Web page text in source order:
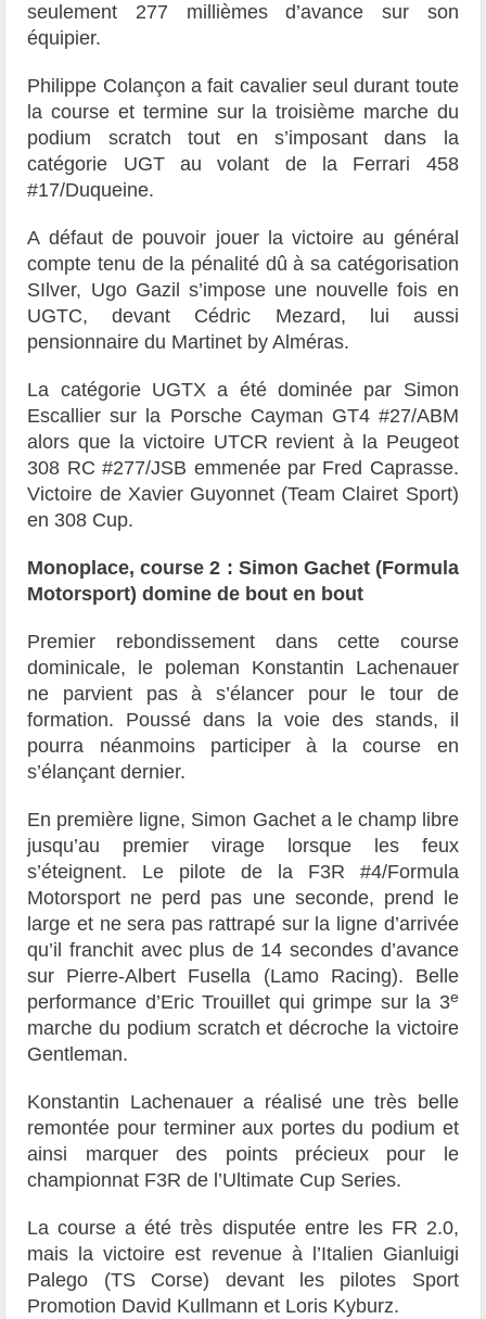
seulement 277 millièmes d’avance sur son
équipier.
Philippe Colançon a fait cavalier seul durant toute
la course et termine sur la troisième marche du
podium scratch tout en s’imposant dans la
catégorie UGT au volant de la Ferrari 458
#17/Duqueine.
A défaut de pouvoir jouer la victoire au général
compte tenu de la pénalité dû à sa catégorisation
SIlver, Ugo Gazil s’impose une nouvelle fois en
UGTC, devant Cédric Mezard, lui aussi
pensionnaire du Martinet by Alméras.
La catégorie UGTX a été dominée par Simon
Escallier sur la Porsche Cayman GT4 #27/ABM
alors que la victoire UTCR revient à la Peugeot
308 RC #277/JSB emmenée par Fred Caprasse.
Victoire de Xavier Guyonnet (Team Clairet Sport)
en 308 Cup.
Monoplace, course 2 : Simon Gachet (Formula
Motorsport) domine de bout en bout
Premier rebondissement dans cette course
dominicale, le poleman Konstantin Lachenauer
ne parvient pas à s’élancer pour le tour de
formation. Poussé dans la voie des stands, il
pourra néanmoins participer à la course en
s’élançant dernier.
En première ligne, Simon Gachet a le champ libre
jusqu’au premier virage lorsque les feux
s’éteignent. Le pilote de la F3R #4/Formula
Motorsport ne perd pas une seconde, prend le
large et ne sera pas rattrapé sur la ligne d’arrivée
qu’il franchit avec plus de 14 secondes d’avance
sur Pierre-Albert Fusella (Lamo Racing). Belle
performance d’Eric Trouillet qui grimpe sur la 3e
marche du podium scratch et décroche la victoire
Gentleman.
Konstantin Lachenauer a réalisé une très belle
remontée pour terminer aux portes du podium et
ainsi marquer des points précieux pour le
championnat F3R de l’Ultimate Cup Series.
La course a été très disputée entre les FR 2.0,
mais la victoire est revenue à l’Italien Gianluigi
Palego (TS Corse) devant les pilotes Sport
Promotion David Kullmann et Loris Kyburz.